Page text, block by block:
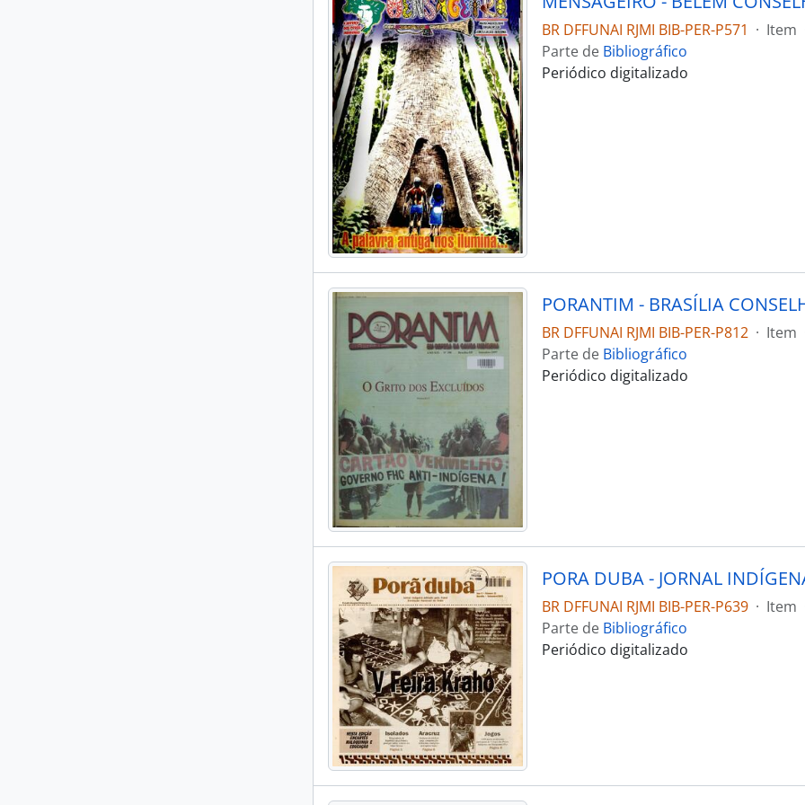
BR DFFUNAI RJMI BIB-PER-P571 · Item
Parte de Bibliográfico
Periódico digitalizado
BR DFFUNAI RJMI BIB-PER-P812 · Item
Parte de Bibliográfico
Periódico digitalizado
PORA DUBA - JORNAL
BR DFFUNAI RJMI BIB-PER-P639 · Item
Parte de Bibliográfico
Periódico digitalizado